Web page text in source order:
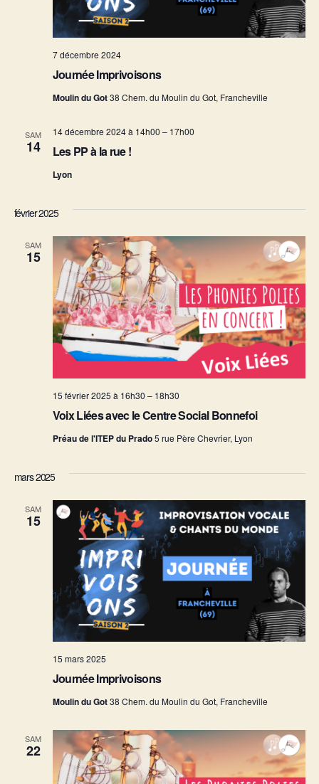
Journée Imprivoisons
7 décembre 2024
Moulin du Got38 Chem. du Moulin du Got, Francheville
SAM
14 Les PP à la rue !
14 décembre 2024 à 14h00 – 17h00
Lyon
février 2025
SAM
15
Voix Liées avec le Centre Social Bonnefoi
15 février 2025 à 16h30 – 18h30
Préau de l'ITEP du Prado5 rue Père Chevrier, Lyon
mars 2025
SAM
15
Journée Imprivoisons
15 mars 2025
Moulin du Got38 Chem. du Moulin du Got, Francheville
SAM
22